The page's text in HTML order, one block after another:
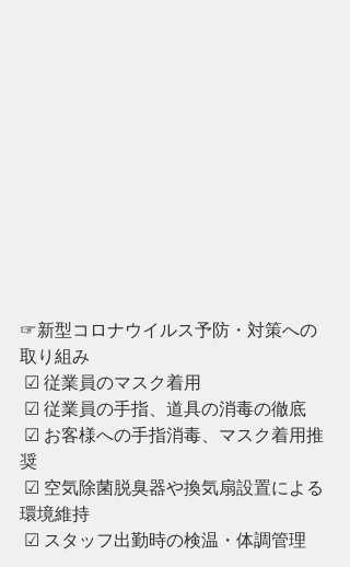
☞新型コロナウイルス予防・対策への
取り組み
☑︎ 従業員のマスク着用
☑︎ ︎従業員の手指、道具の消毒の徹底
奨
環境維持
☑︎ ︎スタッフ出勤時の検温・体調管理